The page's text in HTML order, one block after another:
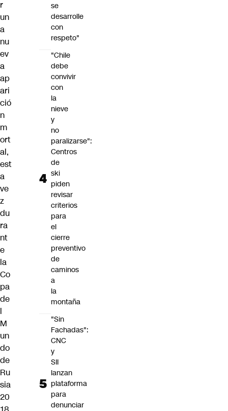
r
un
a
nu
ev
a
ap
ari
ció
n
m
ort
al,
est
a
ve
z
du
ra
nt
e
la
Co
pa
de
l
M
un
do
de
Ru
sia
20
se
desarrolle
con
respeto"
"Chile
debe
convivir
con
la
nieve
y
no
paralizarse":
Centros
de
ski
piden
revisar
criterios
para
el
cierre
preventivo
de
caminos
a
la
montaña
"Sin
Fachadas":
CNC
y
SII
lanzan
plataforma
para
denunciar